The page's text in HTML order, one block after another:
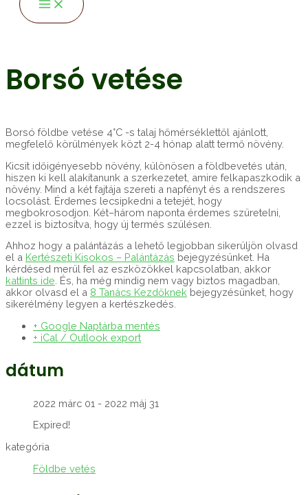
Borsó vetése
Borsó földbe vetése 4°C -s talaj hőmérséklettől ajánlott,
megfelelő körülmények közt 2-4 hónap alatt termő növény.
Kicsit időigényesebb növény, különösen a földbevetés után,
hiszen ki kell alakítanunk a szerkezetet, amire felkapaszkodik a
növény. Mind a két fajtája szereti a napfényt és a rendszeres
locsolást. Érdemes lecsipkedni a tetejét, hogy
megbokrosodjon. Két–három naponta érdemes szüretelni,
ezzel is biztosítva, hogy új termés szülésen.
Ahhoz hogy a palántázás a lehető legjobban sikerüljön olvasd
el a Kertészeti Kisokos – Palántázás bejegyzésünket. Ha
kérdésed merül fel az eszközökkel kapcsolatban, akkor
kattints ide . És, ha még mindig nem vagy biztos magadban,
akkor olvasd el a 8 Tanács Kezdőknek bejegyzésünket, hogy
sikerélmény legyen a kertészkedés.
+ Google Naptárba mentés
+ iCal / Outlook export
dátum
2022 márc 01 - 2022 máj 31
Expired!
kategória
Földbe vetés